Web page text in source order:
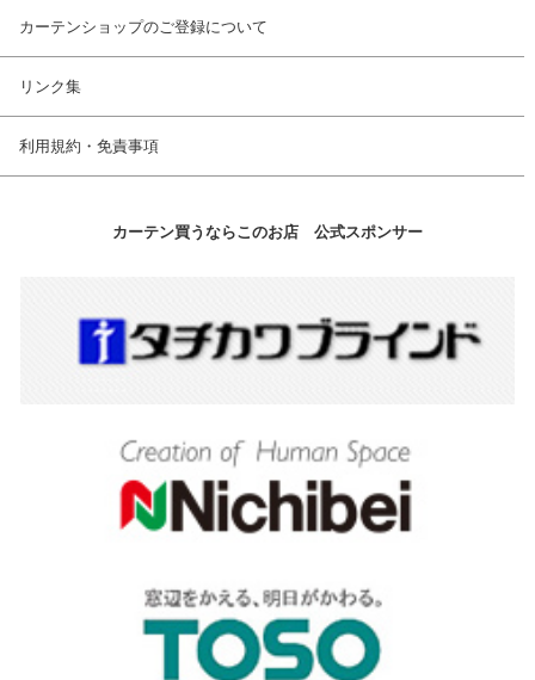
カーテンショップのご登録について
リンク集
利用規約・免責事項
カーテン買うならこのお店 公式スポンサー